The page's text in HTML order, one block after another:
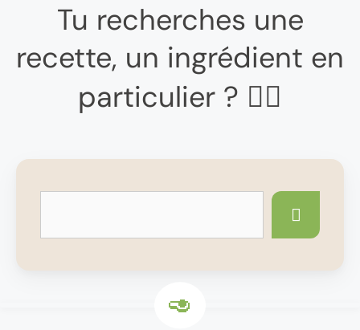
Tu recherches une
recette, un ingrédient en
particulier ? 👇🏼